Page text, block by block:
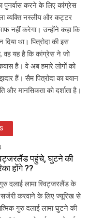
पुनर्वास करने के लिए कांग्रेस
व्यक्ति नस्लीय और कट्टर
नहीं करेगा। उन्होंने कहा कि
दिया था। पित्रोदा की इस
वह यह है कि कांग्रेस ने जो
है। वे अब हमारे लोगों को
हैं। सैम पित्रोदा का बयान
और मानसिकता को दर्शाता है।
पहुंचे, घुटने की
होंगे ??
दलाई लामा स्विट्जरलैंड के
करवाने के लिए ज्यूरिख से
गुरु दलाई लामा घुटने की